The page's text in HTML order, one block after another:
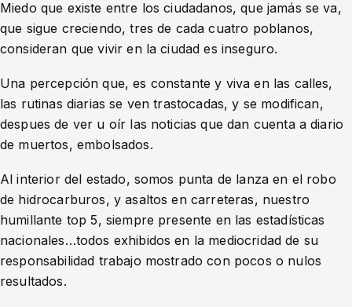
Miedo que existe entre los ciudadanos, que jamás se va,
que sigue creciendo, tres de cada cuatro poblanos,
consideran que vivir en la ciudad es inseguro.
Una percepción que, es constante y viva en las calles,
las rutinas diarias se ven trastocadas, y se modifican,
despues de ver u oír las noticias que dan cuenta a diario
de muertos, embolsados.
Al interior del estado, somos punta de lanza en el robo
de hidrocarburos, y asaltos en carreteras, nuestro
humillante top 5, siempre presente en las estadísticas
nacionales…todos exhibidos en la mediocridad de su
responsabilidad trabajo mostrado con pocos o nulos
resultados.